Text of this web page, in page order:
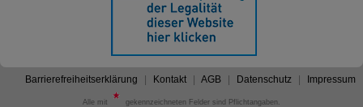
Barrierefreiheitserklärung Kontakt AGB Datenschutz Impressum
Alle mit
gekennzeichneten Felder sind Pflichtangaben.